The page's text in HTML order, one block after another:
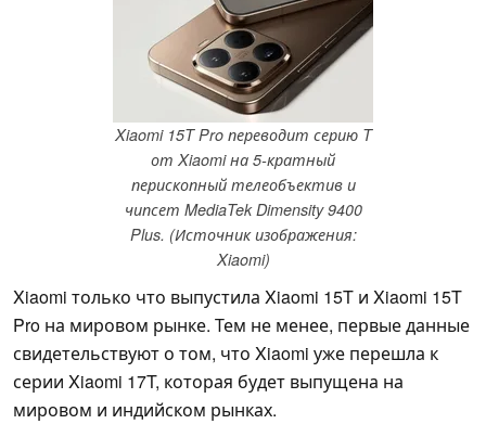
Xiaomi 15T Pro переводит серию T
от Xiaomi на 5-кратный
перископный телеобъектив и
чипсет MediaTek Dimensity 9400
Plus. (Источник изображения:
Xiaomi)
Xiaomi только что выпустила Xiaomi 15T и Xiaomi 15T
Pro на мировом рынке. Тем не менее, первые данные
свидетельствуют о том, что Xiaomi уже перешла к
серии Xiaomi 17T, которая будет выпущена на
мировом и индийском рынках.